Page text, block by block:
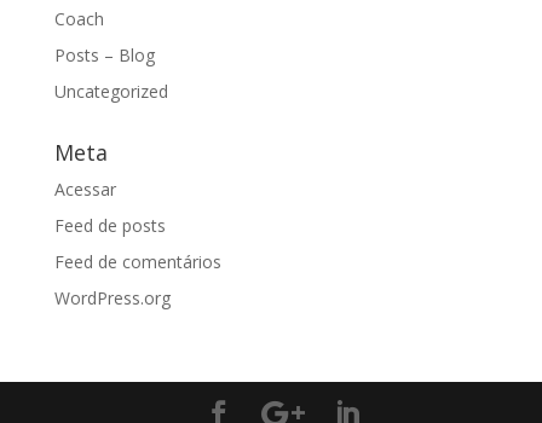
Coach
Posts – Blog
Uncategorized
Meta
Acessar
Feed de posts
Feed de comentários
WordPress.org